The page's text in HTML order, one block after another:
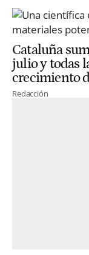
Cataluña
julio y todas
crecimiento
Redacción